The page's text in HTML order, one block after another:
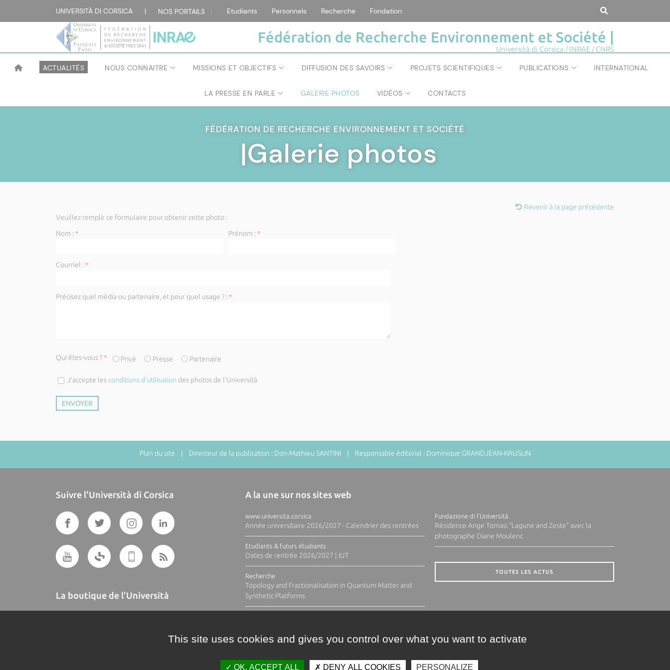
UNIVERSITÀ DI CORSICA | NOS PORTAILS : Etudiants Personnels Recherche Fondation
Fédération de Recherche Environnement et Société |
Università di Corsica / INRAE / CNRS
ACTUALITÉS NOUS CONNAITRE MISSIONS ET OBJECTIFS DIFFUSION DES SAVOIRS PROJETS SCIENTIFIQUES PUBLICATIONS INTERNATIONAL
LA PRESSE EN PARLE GALERIE PHOTOS VIDÉOS CONTACTS
FÉDÉRATION DE RECHERCHE ENVIRONNEMENT ET SOCIÉTÉ
|Galerie photos
Revenir à la page précédente
Veuillez remplir ce formulaire pour obtenir cette photo :
Nom :* Prénom :*
Courriel :*
Précisez quel média ou partenaire, et pour quel usage ? :*
Qui êtes-vous ?* Privé Presse Partenaire
J’accepte lesconditions d’utilisation des photos de l'Università
Plan du site | Directeur de la publication : Don-Mathieu SANTINI | Responsable éditorial : Dominique GRANDJEAN-KRUSLIN
Suivre l'Università di Corsica
La boutique de l'Università
A la une sur nos sites web
www.universita.corsica
Année universitaire 2026/2027 - Calendrier des rentrées
Etudiants & futurs étudiants
Dates de rentrée 2026/2027 | IUT
Recherche
Topology and Fractionalisation in Quantum Matter and
Synthetic Platforms
Fundazione di l'Università
Résidence Ange Tomasi "Lagune and Zeste" avec la
photographe Diane Moulenc
TOUTES LES ACTUS
This site uses cookies and gives you control over what you want to activate
OK, ACCEPT ALL DENY ALL COOKIES PERSONALIZE